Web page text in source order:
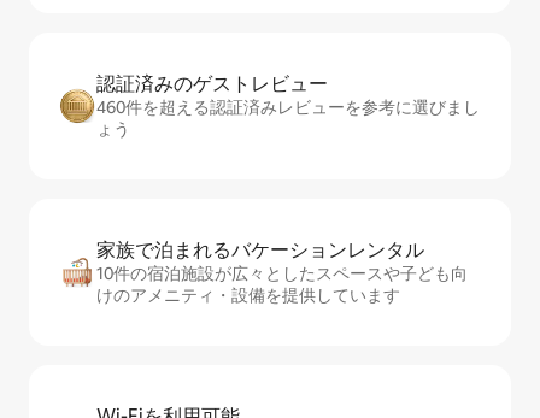
認証済みのゲ⁠ス⁠ト⁠レ⁠ビ⁠ュ⁠ー
460件を超える認証済みレビューを参考に選びまし
ょう
家族で泊まれるバ⁠ケ⁠ー⁠シ⁠ョ⁠ンレ⁠ン⁠タ⁠ル
10件の宿泊施設が広々としたスペースや子ども向
けのアメニティ・設備を提供しています